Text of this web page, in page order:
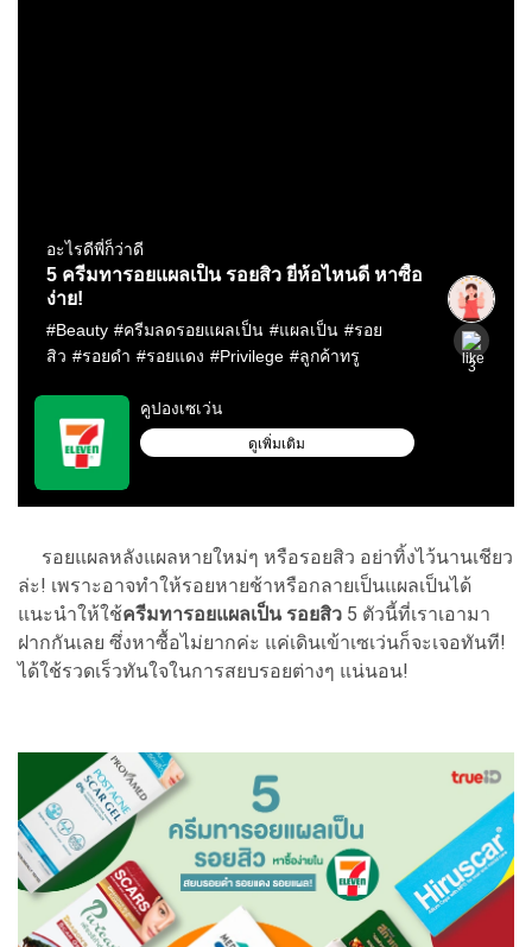
รอยแผลหลังแผลหายใหม่ๆ หรือรอยสิว อย่าทิ้งไว้นานเชียว
ล่ะ! เพราะอาจทำให้รอยหายช้าหรือกลายเป็นแผลเป็นได้
แนะนำให้ใช้ครีมทารอยแผลเป็น รอยสิว 5 ตัวนี้ที่เราเอามา
ฝากกันเลย ซึ่งหาซื้อไม่ยากค่ะ แค่เดินเข้าเซเว่นก็จะเจอทันที!
ได้ใช้รวดเร็วทันใจในการสยบรอยต่างๆ แน่นอน!